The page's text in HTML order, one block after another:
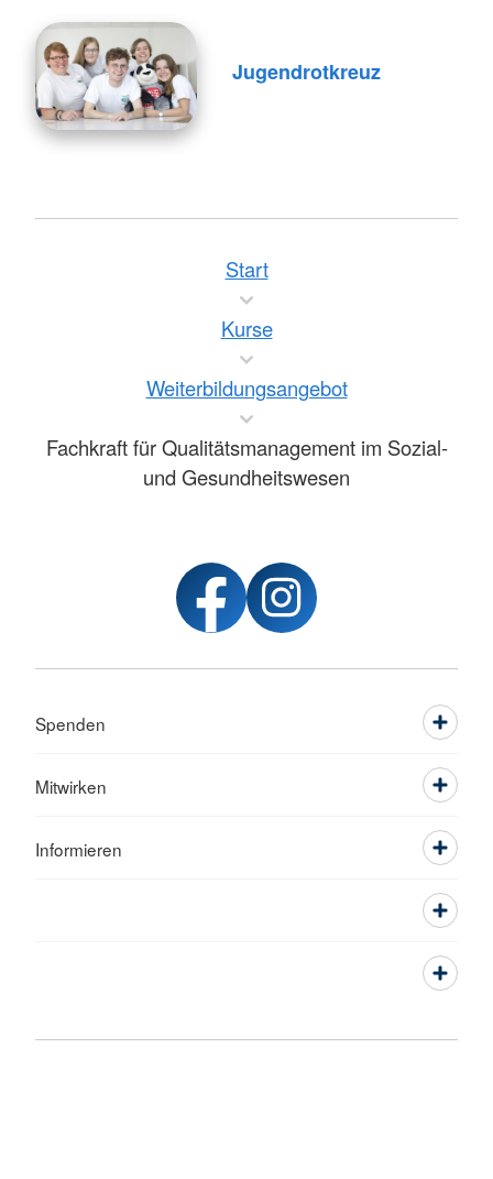
Jugendrotkreuz
Start
Kurse
Weiterbildungsangebot
Fachkraft für Qualitätsmanagement im Sozial-
und Gesundheitswesen
Spenden
Mitwirken
Informieren